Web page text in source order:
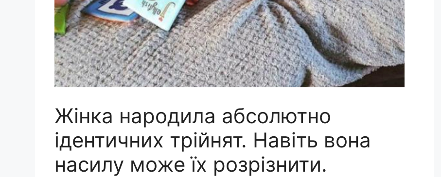
Жінка народила абсолютно
ідентичних трійнят. Навіть вона
насилу може їх розрізнити.